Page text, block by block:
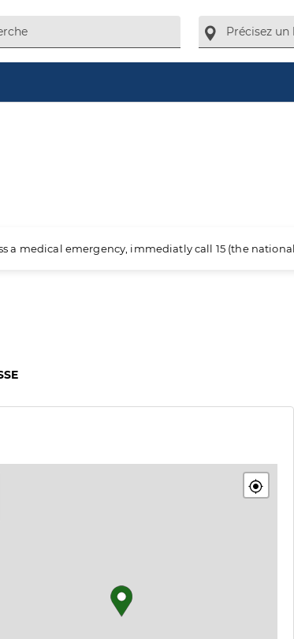
a medical emergency, immediatly call 15 (the